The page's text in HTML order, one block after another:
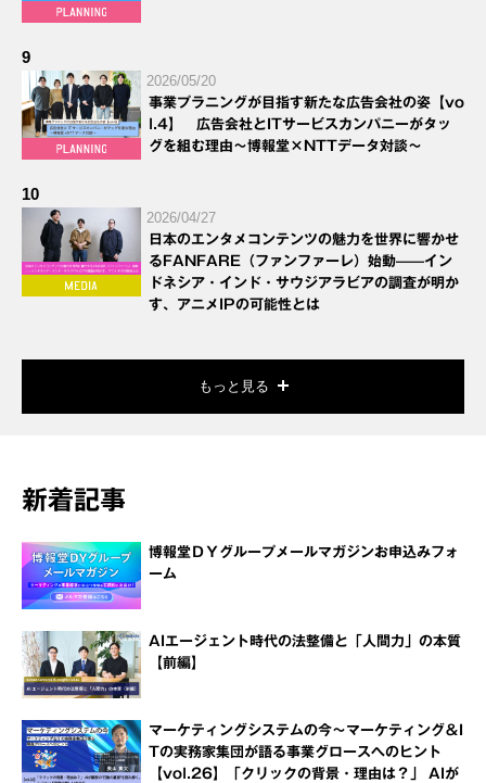
9
2026/05/20
事業プラニングが目指す新たな広告会社の姿【vo
l.4】 広告会社とITサービスカンパニーがタッ
グを組む理由～博報堂×NTTデータ対談～
10
2026/04/27
日本のエンタメコンテンツの魅力を世界に響かせ
るFANFARE（ファンファーレ）始動——イン
ドネシア・インド・サウジアラビアの調査が明か
す、アニメIPの可能性とは
もっと見る
新着記事
博報堂ＤＹグループメールマガジンお申込みフォ
ーム
AIエージェント時代の法整備と「人間力」の本質
【前編】
マーケティングシステムの今～マーケティング＆I
Tの実務家集団が語る事業グロースへのヒント
【vol.26】「クリックの背景・理由は？」 AIが